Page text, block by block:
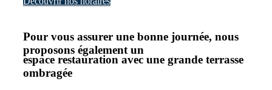
Pour vous assurer une bonne journée, nous
proposons également un
espace restauration avec une grande terrasse
ombragée